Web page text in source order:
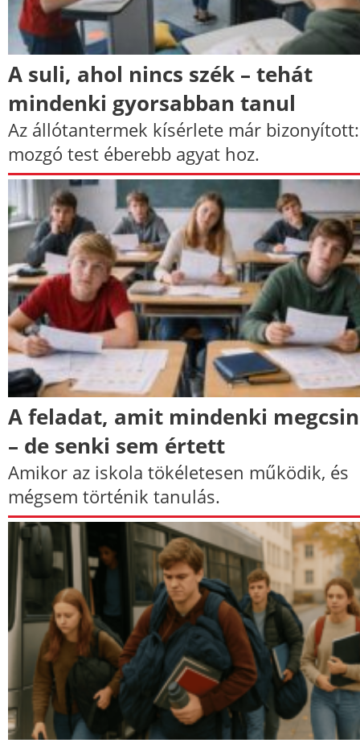
A suli, ahol nincs szék – tehát
mindenki gyorsabban tanul
Az állótantermek kísérlete már
mozgó test éberebb agyat hoz.
A feladat, amit mindenki
– de senki sem értett
Amikor az iskola tökéletesen működik, és
mégsem történik tanulás.